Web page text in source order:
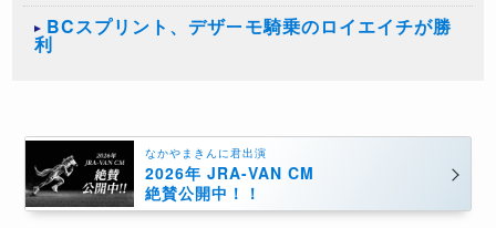
BCスプリント、デザーモ騎乗のロイエイチが勝
利
なかやまきんに君出演
2026年 JRA-VAN CM
絶賛公開中！！